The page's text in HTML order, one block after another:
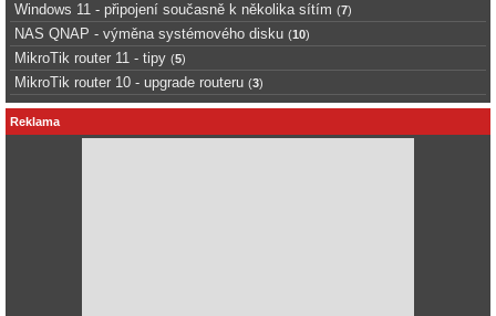
Windows 11 - připojení současně k několika sítím (7)
NAS QNAP - výměna systémového disku (10)
MikroTik router 11 - tipy (5)
MikroTik router 10 - upgrade routeru (3)
Reklama